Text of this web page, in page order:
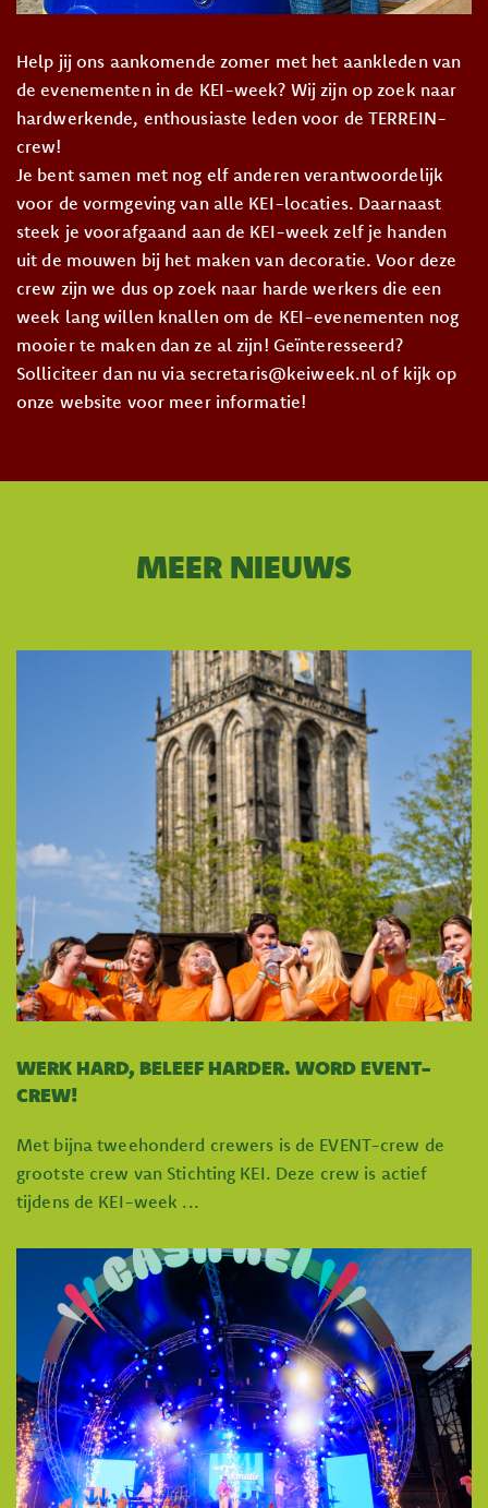
Help jij ons aankomende zomer met het aankleden van
de evenementen in de KEI-week? Wij zijn op zoek naar
hardwerkende, enthousiaste leden voor de TERREIN-
crew!
Je bent samen met nog elf anderen verantwoordelijk
voor de vormgeving van alle KEI-locaties. Daarnaast
steek je voorafgaand aan de KEI-week zelf je handen
uit de mouwen bij het maken van decoratie. Voor deze
crew zijn we dus op zoek naar harde werkers die een
week lang willen knallen om de KEI-evenementen nog
mooier te maken dan ze al zijn! Geïnteresseerd?
Solliciteer dan nu via secretaris@keiweek.nl of kijk op
onze website voor meer informatie!
MEER NIEUWS
WERK HARD, BELEEF HARDER. WORD EVENT-
CREW!
Met bijna tweehonderd crewers is de EVENT-crew de
grootste crew van Stichting KEI. Deze crew is actief
tijdens de KEI-week ...